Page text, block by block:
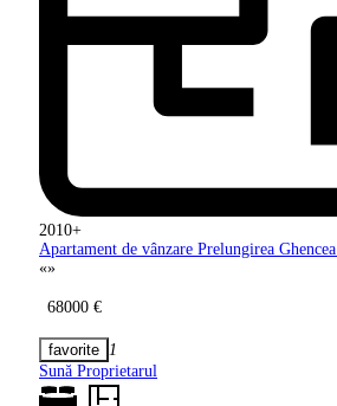
2010+
Apartament de vânzare Prelungirea Ghencea
«»
68000 €
1
Sună Proprietarul